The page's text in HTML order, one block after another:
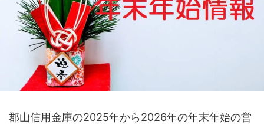
郡山信用金庫の2025年から2026年の年末年始の営